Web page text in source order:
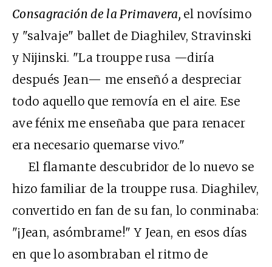
Consagración de la Primavera, el novísimo
y "salvaje" ballet de Diaghilev, Stravinski
y Nijinski. "La trouppe rusa —diría
después Jean— me enseñó a despreciar
todo aquello que removía en el aire. Ese
ave fénix me enseñaba que para renacer
era necesario quemarse vivo."
El flamante descubridor de lo nuevo se
hizo familiar de la trouppe rusa. Diaghilev,
convertido en fan de su fan, lo conminaba:
"¡Jean, asómbrame!" Y Jean, en esos días
en que lo asombraban el ritmo de